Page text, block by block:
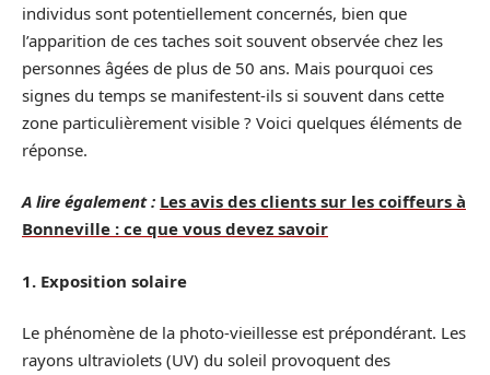
individus sont potentiellement concernés, bien que
l’apparition de ces taches soit souvent observée chez les
personnes âgées de plus de 50 ans. Mais pourquoi ces
signes du temps se manifestent-ils si souvent dans cette
zone particulièrement visible ? Voici quelques éléments de
réponse.
A lire également : Les avis des clients sur les coiffeurs à
Bonneville : ce que vous devez savoir
1. Exposition solaire
Le phénomène de la photo-vieillesse est prépondérant. Les
rayons ultraviolets (UV) du soleil provoquent des